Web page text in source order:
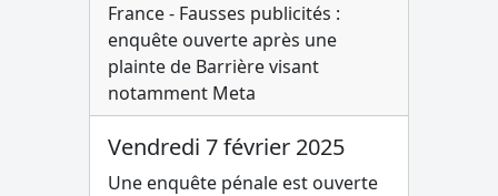
France - Fausses publicités :
enquête ouverte après une
plainte de Barrière visant
notamment Meta
Vendredi 7 février 2025
Une enquête pénale est ouverte